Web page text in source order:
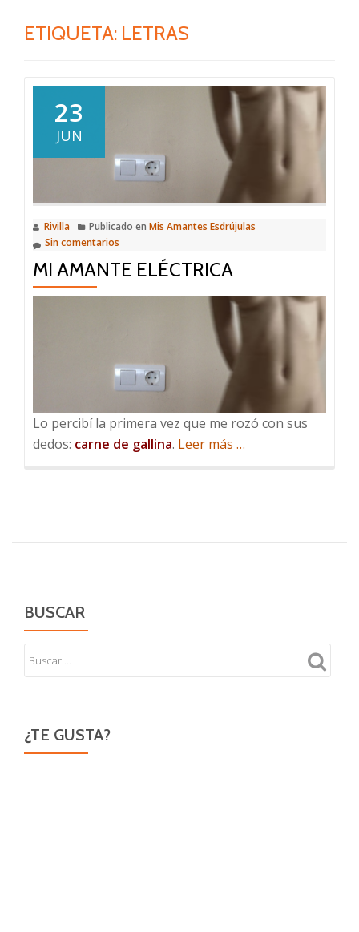
ETIQUETA: LETRAS
23
JUN
Rivilla Publicado en Mis Amantes Esdrújulas
Sin comentarios
MI AMANTE ELÉCTRICA
Lo percibí la primera vez que me rozó con sus
dedos: carne de gallina. Leer más acerca
…
BUSCAR
¿TE GUSTA?